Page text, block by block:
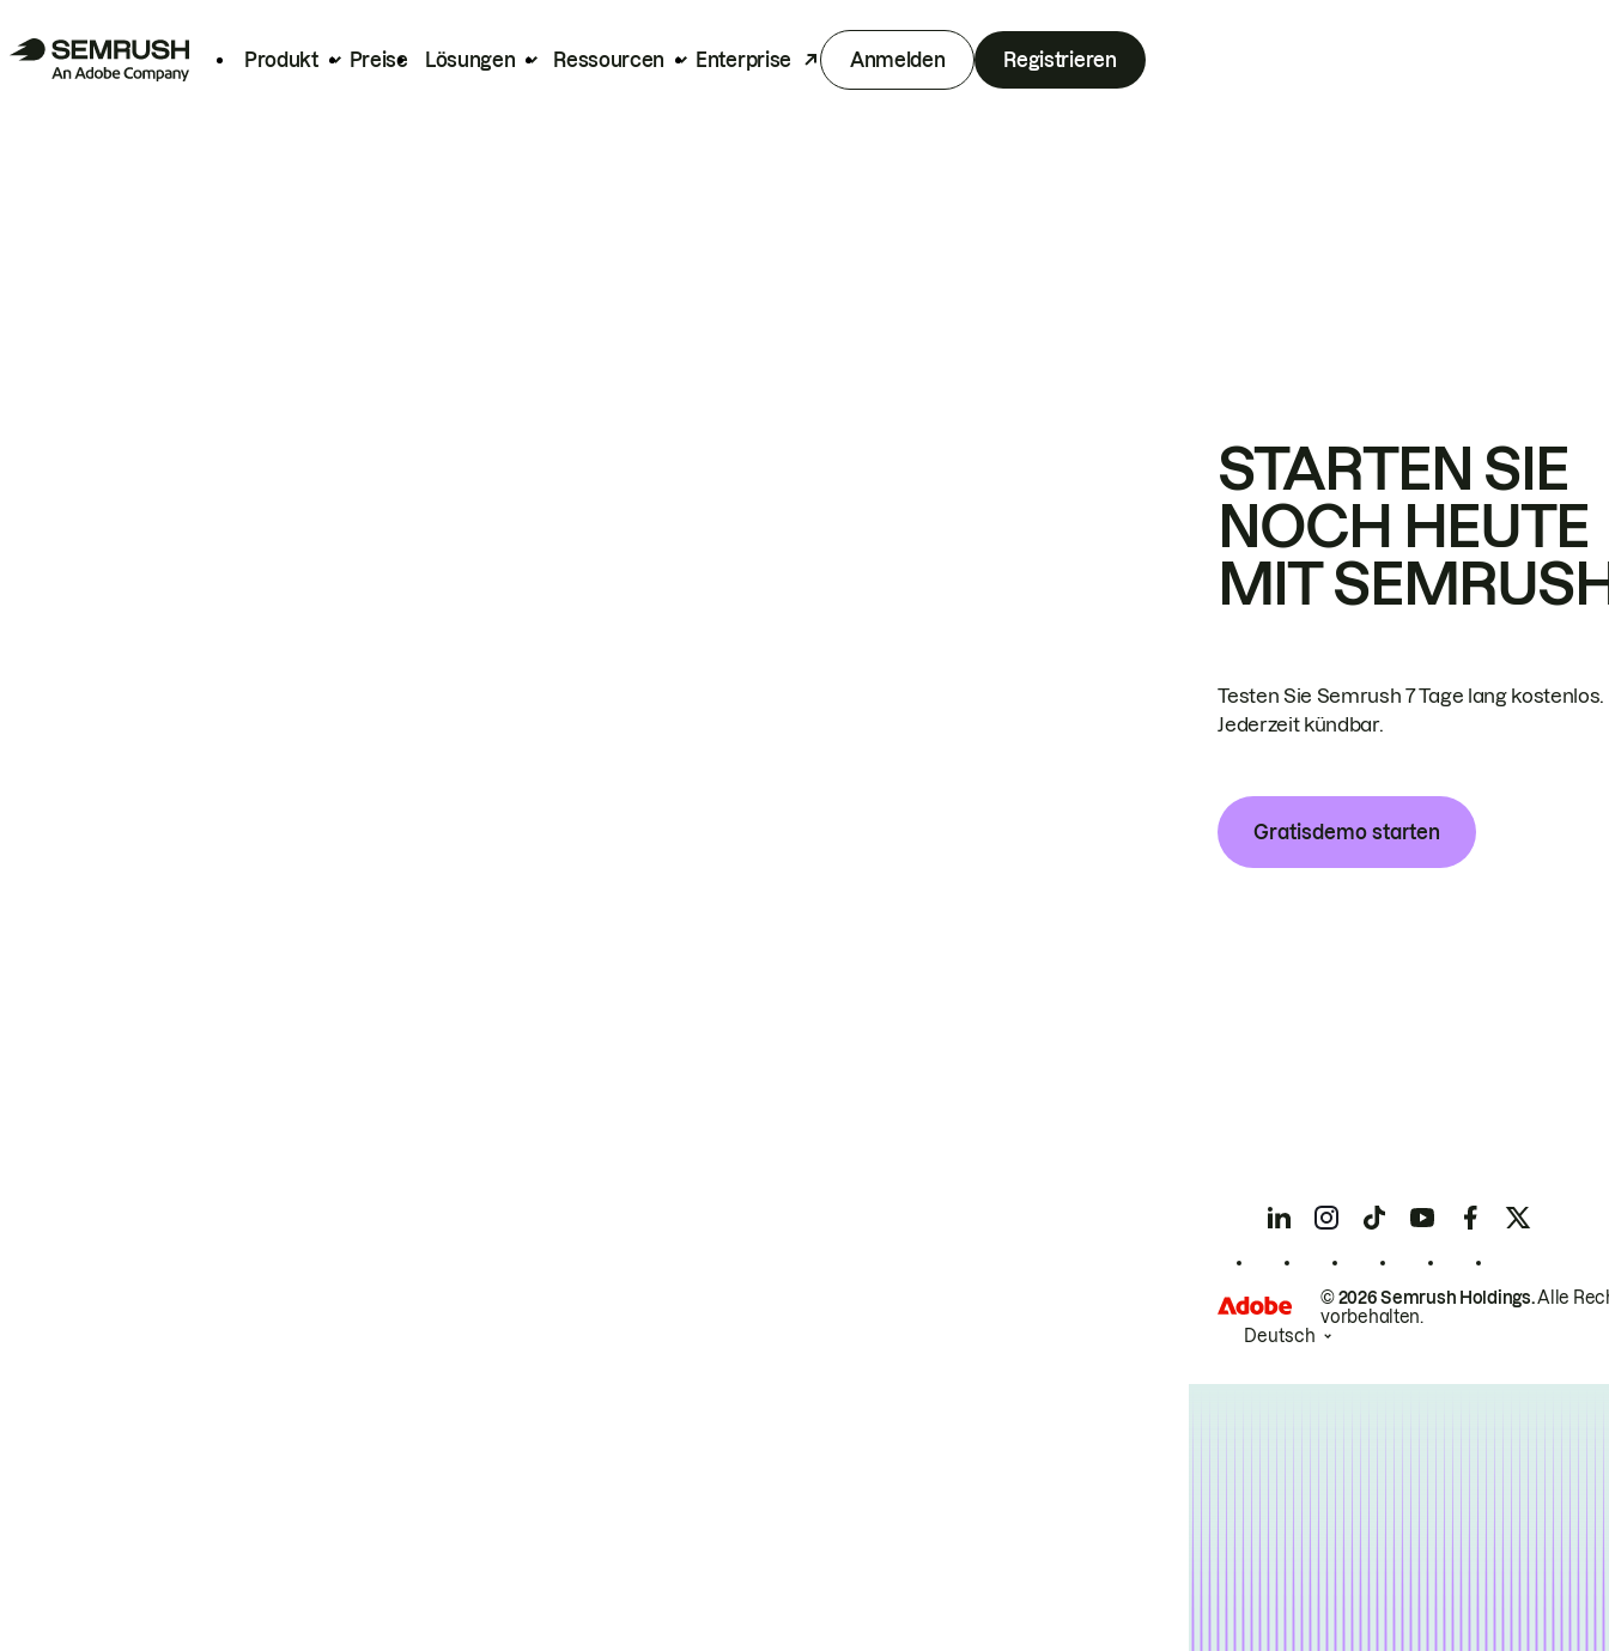
Produkt Preise Lösungen Ressourcen Enterprise Anmelden Registrieren
STARTEN SIE
NOCH HEUTE
MIT
Testen Sie Semrush 7 Tage lang kostenlos.
Jederzeit kündbar.
Gratisdemo starten
© 2026 Semrush Holdings.Alle
vorbehalten.
Deutsch